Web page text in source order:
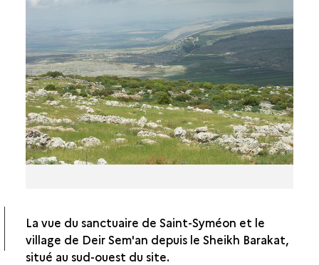
La vue du sanctuaire de Saint-Syméon et le
village de Deir Sem'an depuis le Sheikh Barakat,
situé au sud-ouest du site.